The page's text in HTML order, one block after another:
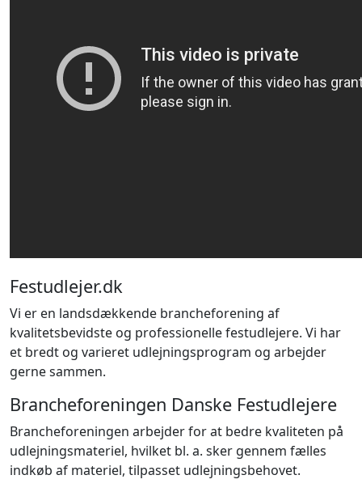
Festudlejer.dk
Vi er en landsdækkende brancheforening af
kvalitetsbevidste og professionelle festudlejere. Vi har
et bredt og varieret udlejningsprogram og arbejder
gerne sammen.
Brancheforeningen Danske Festudlejere
Brancheforeningen arbejder for at bedre kvaliteten på
udlejningsmateriel, hvilket bl. a. sker gennem fælles
indkøb af materiel, tilpasset udlejningsbehovet.